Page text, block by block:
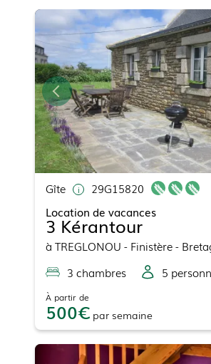
Gîte
29G15820
Location de vacances
3 Kérantour
à TREGLONOU - Finistère -
3 chambres 5
À partir de
500 par semaine